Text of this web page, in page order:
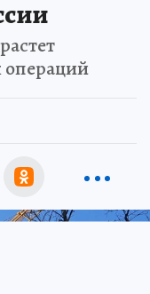
операций